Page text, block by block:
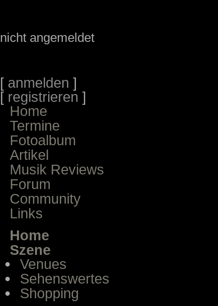
nicht angemeldet
[ anmelden ]
[ registrieren ]
Home
Termine
Fotoalbum
Artikel
Musik Reviews
Forum
Community
Links
Home
Szene
Venues
Sehenswertes
Shopping